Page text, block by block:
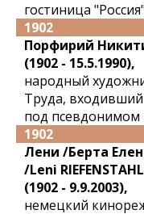
гостиница
1902
Порфирий
(1902 - 15.5.1990),
народный
Труда,
под
1902
Лени /Берта
/Leni
(1902 - 9.9.2003),
немецкий